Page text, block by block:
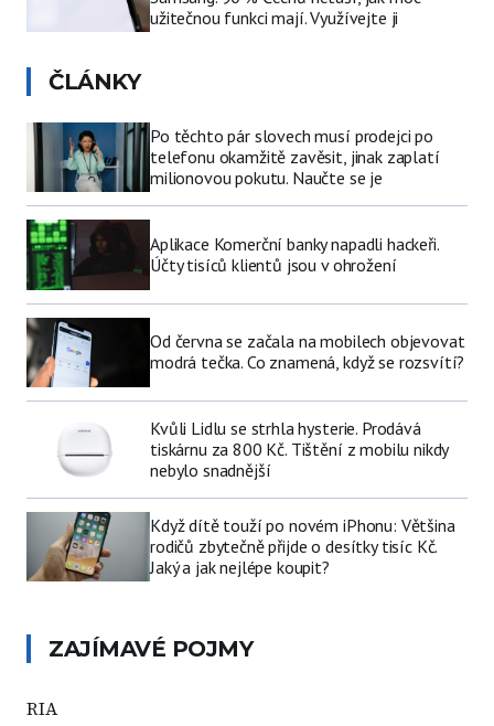
užitečnou funkci mají. Využívejte ji
ČLÁNKY
Po těchto pár slovech musí prodejci po
telefonu okamžitě zavěsit, jinak zaplatí
milionovou pokutu. Naučte se je
Aplikace Komerční banky napadli hackeři.
Účty tisíců klientů jsou v ohrožení
Od června se začala na mobilech objevovat
modrá tečka. Co znamená, když se rozsvítí?
Kvůli Lidlu se strhla hysterie. Prodává
tiskárnu za 800 Kč. Tištění z mobilu nikdy
nebylo snadnější
Když dítě touží po novém iPhonu: Většina
rodičů zbytečně přijde o desítky tisíc Kč.
Jaký a jak nejlépe koupit?
ZAJÍMAVÉ POJMY
RIA